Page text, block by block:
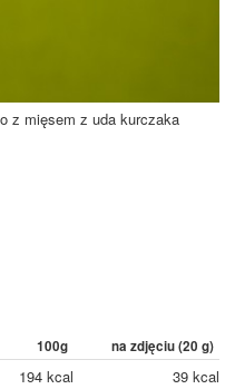
z mięsem z uda kurczaka
100g na zdjęciu (20 g)
194 kcal
39 kcal